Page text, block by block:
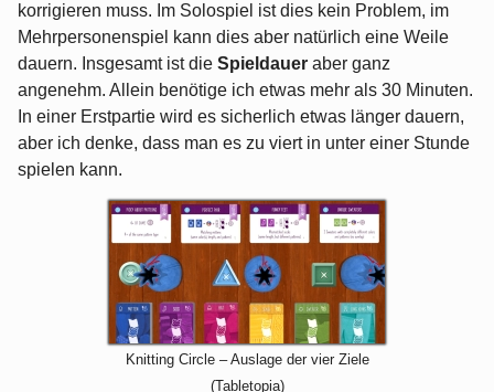
korrigieren muss. Im Solospiel ist dies kein Problem, im
Mehrpersonenspiel kann dies aber natürlich eine Weile
dauern. Insgesamt ist die Spieldauer aber ganz
angenehm. Allein benötige ich etwas mehr als 30 Minuten.
In einer Erstpartie wird es sicherlich etwas länger dauern,
aber ich denke, dass man es zu viert in unter einer Stunde
spielen kann.
Knitting Circle – Auslage der vier Ziele
(Tabletopia)